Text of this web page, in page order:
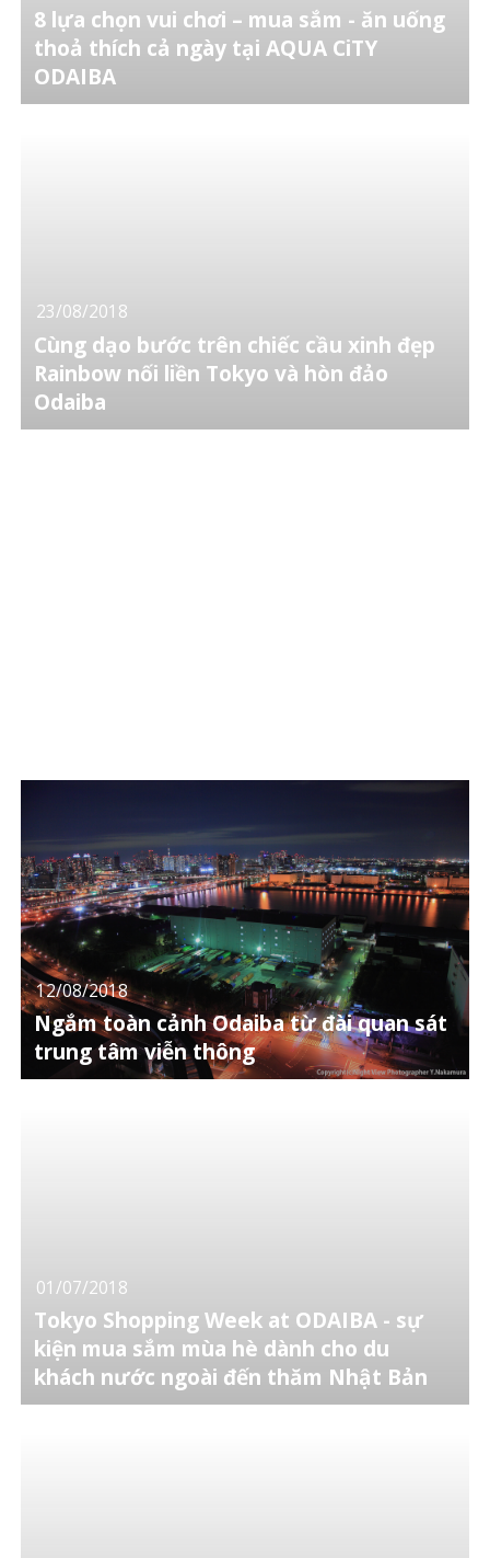
8 lựa chọn vui chơi – mua sắm - ăn uống
thoả thích cả ngày tại AQUA CiTY
ODAIBA
23/08/2018
Cùng dạo bước trên chiếc cầu xinh đẹp
Rainbow nối liền Tokyo và hòn đảo
Odaiba
12/08/2018
Ngắm toàn cảnh Odaiba từ đài quan sát
trung tâm viễn thông
01/07/2018
Tokyo Shopping Week at ODAIBA - sự
kiện mua sắm mùa hè dành cho du
khách nước ngoài đến thăm Nhật Bản